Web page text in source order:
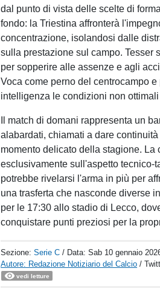
dal punto di vista delle scelte di
fondo: la Triestina affronterà
concentrazione, isolandosi dalle
sulla prestazione sul campo. Tesser
per sopperire alle assenze e agli
Voca come perno del centrocampo
intelligenza le condizioni non
Il match di domani rappresenta un
alabardati, chiamati a dare
momento delicato della stagione. La
esclusivamente sull'aspetto tecnico-
potrebbe rivelarsi l'arma in più per
una trasferta che nasconde diverse
per le 17:30 allo stadio di Lecco,
conquistare punti preziosi per la
Sezione:Serie C / Data:Sab 10 gennaio
Autore: Redazione Notiziario del Calcio /
vedi letture